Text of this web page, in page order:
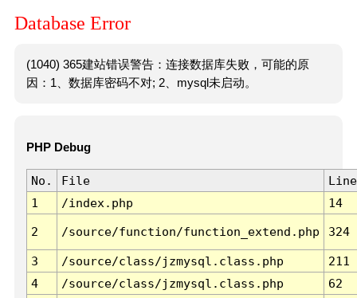
Database Error
(1040) 365建站错误警告：连接数据库失败，可能的原
因：1、数据库密码不对; 2、mysql未启动。
PHP Debug
No. File
Line
1
/index.php 14
2 /source/function/function_extend.php 324
3 /source/class/jzmysql.class.php
211
4
/source/class/jzmysql.class.php
62